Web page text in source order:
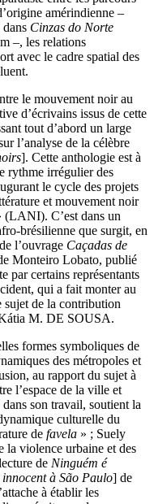
amérindienne –
Cinzas do Norte
–, les relations
avec le cadre spatial des
le mouvement noir au
d’écrivains issus de cette
tout d’abord un large
l’analyse de la célèbre
]. Cette anthologie est à
rythme irrégulier des
le cycle des projets
et mouvement noir
(LANI). C’est dans un
brésilienne que surgit, en
l’ouvrage Caçadas de
Monteiro Lobato, publié
par certains représentants
qui a fait monter au
sujet de la contribution
M. DE SOUSA.
formes symboliques de
des métropoles et
au rapport du sujet à
l’espace de la ville et
son travail, soutient la
culturelle du
de favela » ; Suely
la violence urbaine et des
de Ninguém é
innocent à São Paulo] de
à établir les